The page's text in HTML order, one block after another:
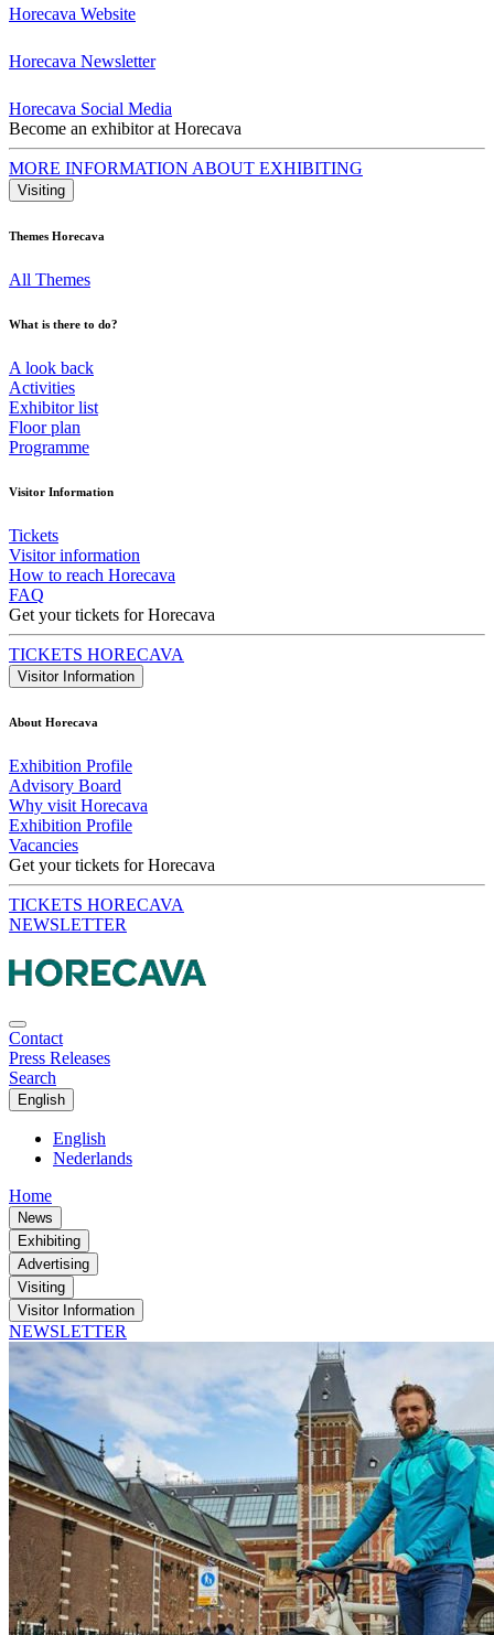
Horecava Website
Horecava Newsletter
Horecava Social Media
Become an exhibitor at Horecava
MORE INFORMATION ABOUT EXHIBITING
Visiting
Themes Horecava
All Themes
What is there to do?
A look back
Activities
Exhibitor list
Floor plan
Programme
Visitor Information
Tickets
Visitor information
How to reach Horecava
FAQ
Get your tickets for Horecava
TICKETS HORECAVA
Visitor Information
About Horecava
Exhibition Profile
Advisory Board
Why visit Horecava
Exhibition Profile
Vacancies
Get your tickets for Horecava
TICKETS HORECAVA
NEWSLETTER
Contact
Press Releases
Search
English
English
Nederlands
Home
News
Exhibiting
Advertising
Visiting
Visitor Information
NEWSLETTER